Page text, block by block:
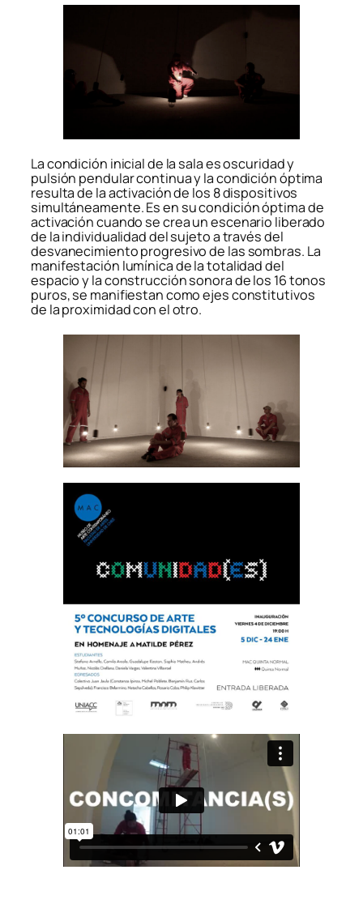
La condición inicial de la sala es oscuridad y
pulsión pendular continua y la condición óptima
resulta de la activación de los 8 dispositivos
simultáneamente. Es en su condición óptima de
activación cuando se crea un escenario liberado
de la individualidad del sujeto a través del
desvanecimiento progresivo de las sombras. La
manifestación lumínica de la totalidad del
espacio y la construcción sonora de los 16 tonos
puros, se manifiestan como ejes constitutivos
de la proximidad con el otro.